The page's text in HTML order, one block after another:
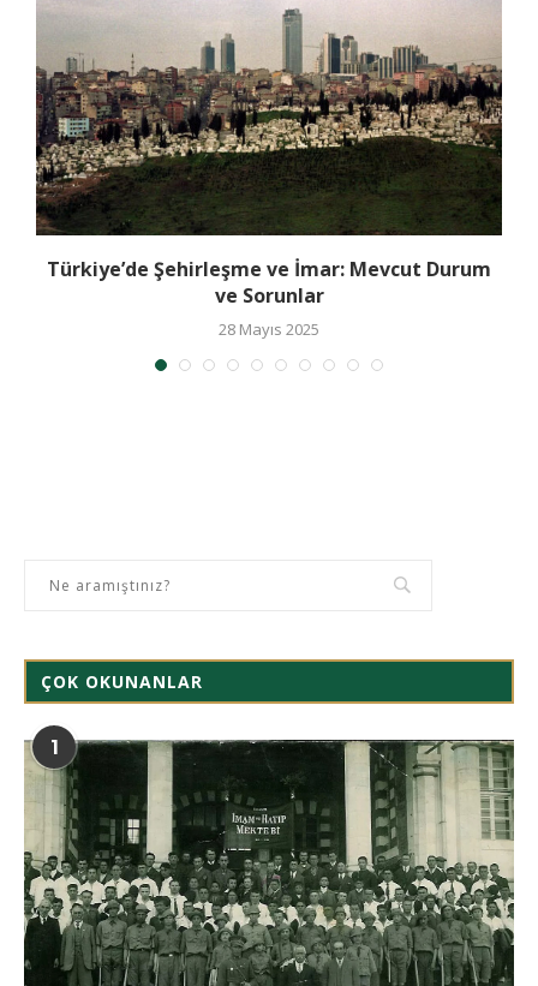
Türkiye’de Şehirleşme ve İmar: Mevcut Durum
ve Sorunlar
28 Mayıs 2025
ÇOK OKUNANLAR
1